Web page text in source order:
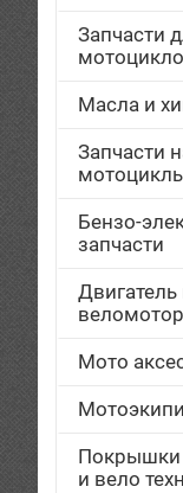
Запчасти
Масла и
Запчасти
Бензо-
запчасти
Двигатель
Мото
Покрышки
и вело